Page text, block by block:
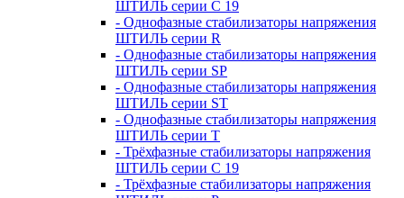
ШТИЛЬ серии C 19
- Однофазные стабилизаторы напряжения
ШТИЛЬ серии R
- Однофазные стабилизаторы напряжения
ШТИЛЬ серии SP
- Однофазные стабилизаторы напряжения
ШТИЛЬ серии ST
- Однофазные стабилизаторы напряжения
ШТИЛЬ серии T
- Трёхфазные стабилизаторы напряжения
ШТИЛЬ серии C 19
- Трёхфазные стабилизаторы напряжения